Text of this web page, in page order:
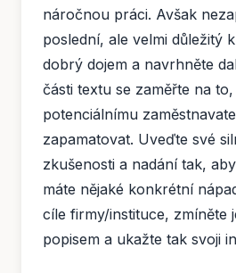
náročnou práci. Avšak
poslední, ale velmi důležitý
dobrý dojem a navrhněte
části textu se zaměřte na
potenciálnímu
zapamatovat. Uveďte své
zkušenosti a nadání tak,
máte nějaké konkrétní
cíle firmy/instituce, zmíněte
popisem a ukažte tak svoji